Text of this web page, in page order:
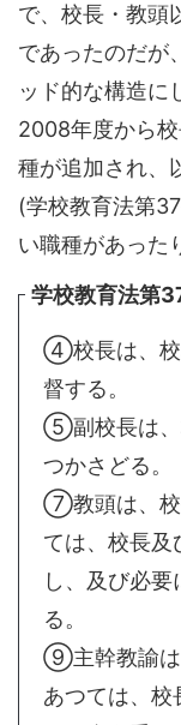
で、校長・教頭
であったのだが
ッド的な構造に
2008年度から
種が追加され、
(学校教育法第
い職種があった
学校教育法第
④校長は、校
督する。
⑤副校長は、
つかさどる。
⑦教頭は、校
ては、校長及
し、及び必
る。
⑨主幹教諭は
あつては、校